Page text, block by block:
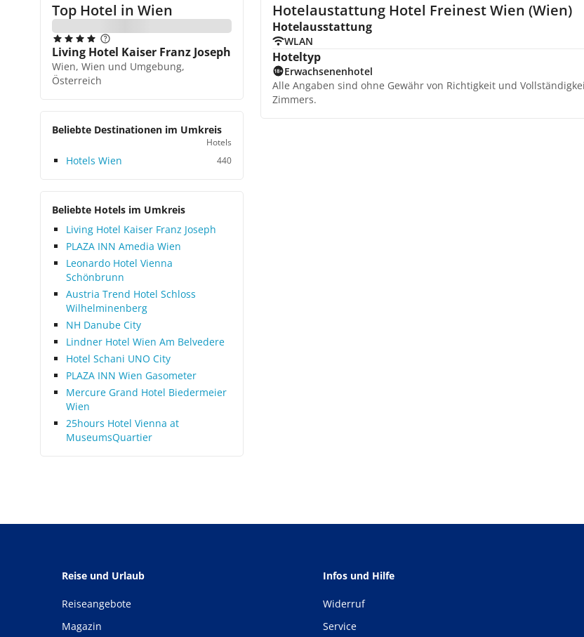
Top Hotel in Wien
Living Hotel Kaiser Franz Joseph
Wien, Wien und Umgebung,
Österreich
Beliebte Destinationen im Umkreis
Hotels
Hotels Wien 440
Beliebte Hotels im Umkreis
Living Hotel Kaiser Franz Joseph
PLAZA INN Amedia Wien
Leonardo Hotel Vienna
Schönbrunn
Austria Trend Hotel Schloss
Wilhelminenberg
NH Danube City
Lindner Hotel Wien Am Belvedere
Hotel Schani UNO City
PLAZA INN Wien Gasometer
Mercure Grand Hotel Biedermeier
Wien
25hours Hotel Vienna at
MuseumsQuartier
Hotelaustattung Hotel Freinest Wien (Wien)
Hotelausstattung
WLAN
Hoteltyp
Erwachsenenhotel
Alle Angaben sind ohne Gewähr von Richtigkeit und
Zimmers.
Reise und Urlaub
Reiseangebote
Magazin
Infos und Hilfe
Widerruf
Service